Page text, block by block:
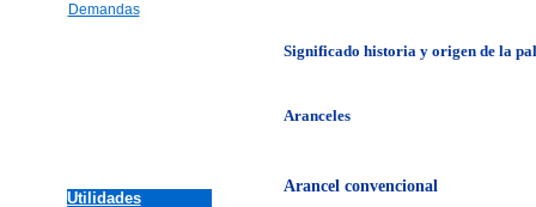
Demandas
Utilidades
Significado historia y origen de la
Aranceles
Arancel convencional